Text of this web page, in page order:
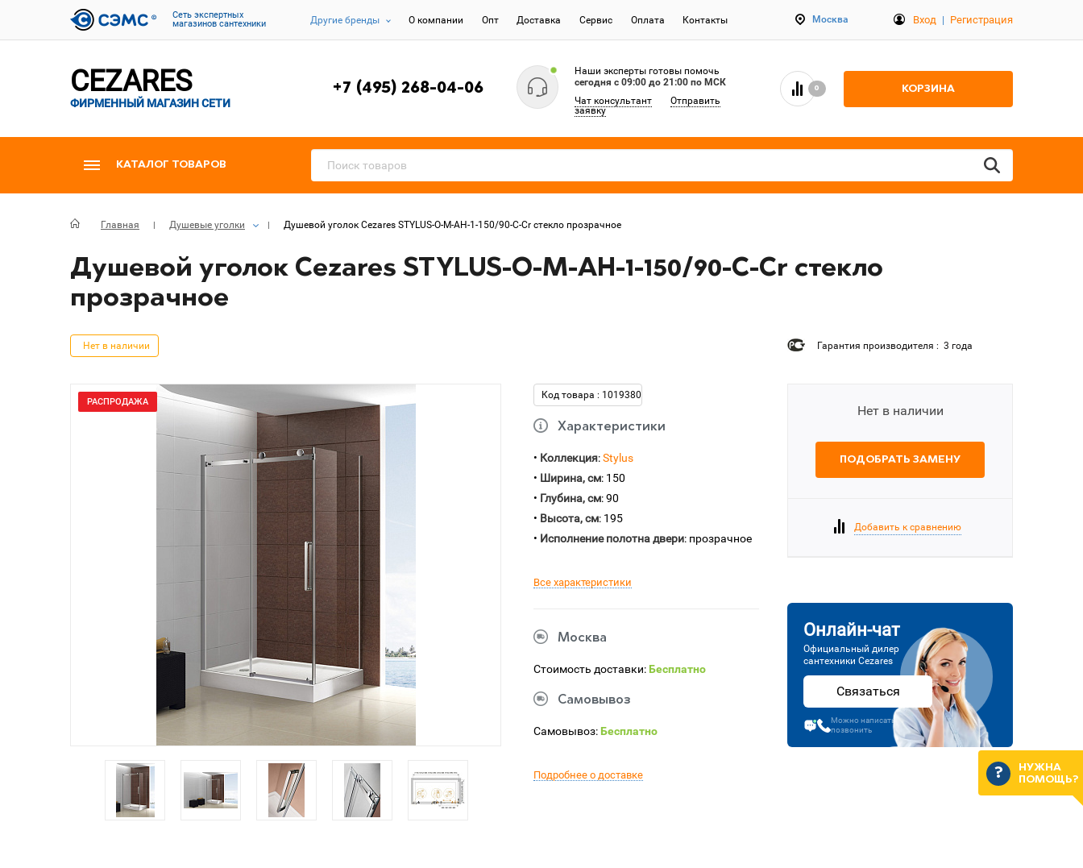
Cеть экспертных
магазинов сантехники
Другие бренды О компании Опт Доставка Сервис Оплата Контакты Москва Вход | Регистрация
CEZARES
ФИРМЕННЫЙ МАГАЗИН СЕТИ
+7 (495) 268-04-06
Наши эксперты готовы помочь
сегодня c 09:00 до 21:00 по МСК
Чат консультант
Отправить
заявку
0 КОРЗИНА
КАТАЛОГ ТОВАРОВ
Главная Душевые уголки Душевой уголок Cezares STYLUS-O-M-AH-1-150/90-C-Cr стекло прозрачное
Душевой уголок Cezares STYLUS-O-M-AH-1-150/90-C-Cr стекло
прозрачное
Нет в наличии Гарантия производителя : 3 года
РАСПРОДАЖА
Код товара : 1019380
Характеристики
• Коллекция:Stylus
• Ширина, см: 150
• Глубина, см: 90
• Высота, см: 195
• Исполнение полотна двери: прозрачное
Все характеристики
Москва
Стоимость доставки:Бесплатно
Самовывоз
Самовывоз:Бесплатно
Подробнее о доставке
Нет в наличии
ПОДОБРАТЬ ЗАМЕНУ
Добавить к сравнению
Онлайн-чат
Официальный дилер
сантехники Cezares
Связаться
Можно написать или
позвонить
НУЖНА
ПОМОЩЬ?